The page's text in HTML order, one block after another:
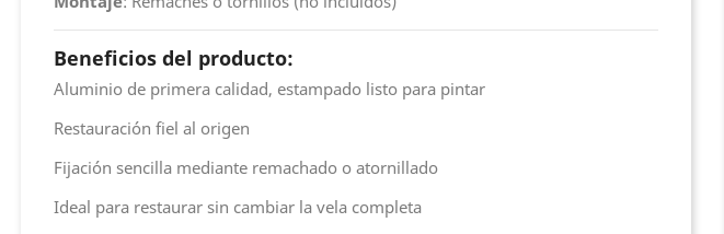
Beneficios del producto:
Aluminio de primera calidad, estampado listo para pintar
Restauración fiel al origen
Fijación sencilla mediante remachado o atornillado
Ideal para restaurar sin cambiar la vela completa